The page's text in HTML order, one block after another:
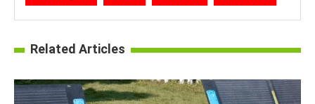
Related Articles